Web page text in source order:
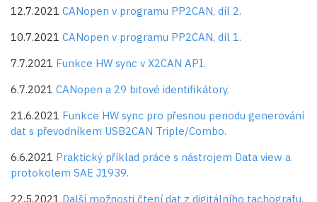
12.7.2021 CANopen v programu PP2CAN, díl 2.
10.7.2021 CANopen v programu PP2CAN, díl 1.
7.7.2021 Funkce HW sync v X2CAN API.
6.7.2021 CANopen a 29 bitové identifikátory.
21.6.2021 Funkce HW sync pro přesnou periodu generování
dat s převodníkem USB2CAN Triple/Combo.
6.6.2021 Praktický příklad práce s nástrojem Data view a
protokolem SAE J1939.
22.5.2021 Další možnosti čtení dat z digitálního tachografu.